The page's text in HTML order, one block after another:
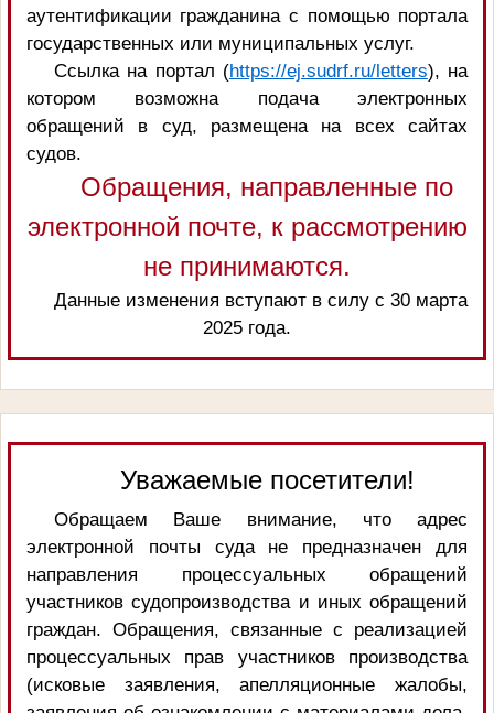
аутентификации гражданина с помощью портала
государственных или муниципальных услуг.
Ссылка на портал (https://ej.sudrf.ru/letters), на
котором возможна подача электронных
обращений в суд, размещена на всех сайтах
судов.
Обращения, направленные по
электронной почте, к рассмотрению
не принимаются.
Данные изменения вступают в силу с 30 марта
2025 года.
Уважаемые посетители!
Обращаем Ваше внимание, что адрес
электронной почты суда не предназначен для
направления процессуальных обращений
участников судопроизводства и иных обращений
граждан. Обращения, связанные с реализацией
процессуальных прав участников производства
(исковые заявления, апелляционные жалобы,